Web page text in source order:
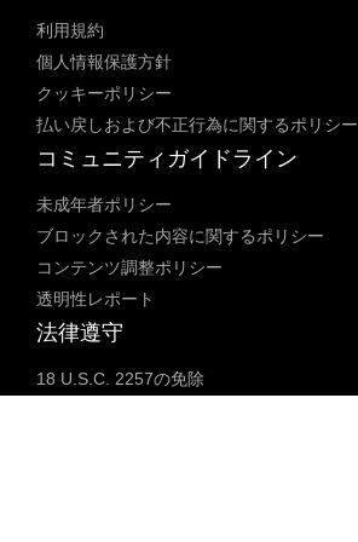
利用規約
個人情報保護方針
クッキーポリシー
払い戻しおよび不正行為に関するポリシー
コミュニティガイドライン
未成年者ポリシー
ブロックされた内容に関するポリシー
コンテンツ調整ポリシー
透明性レポート
法律遵守
18 U.S.C. 2257の免除